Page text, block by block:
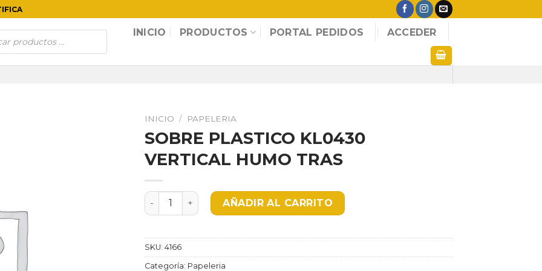
INICIO PRODUCTOS PORTAL PEDIDOS ACCEDER
INICIO / PAPELERIA
SOBRE PLASTICO KL0430
VERTICAL HUMO TRAS
SOBRE PLASTICO KL0430 VERTICAL HUMO TRAS cantidad
AÑADIR AL CARRITO
SKU: 4166
Categoría: Papeleria